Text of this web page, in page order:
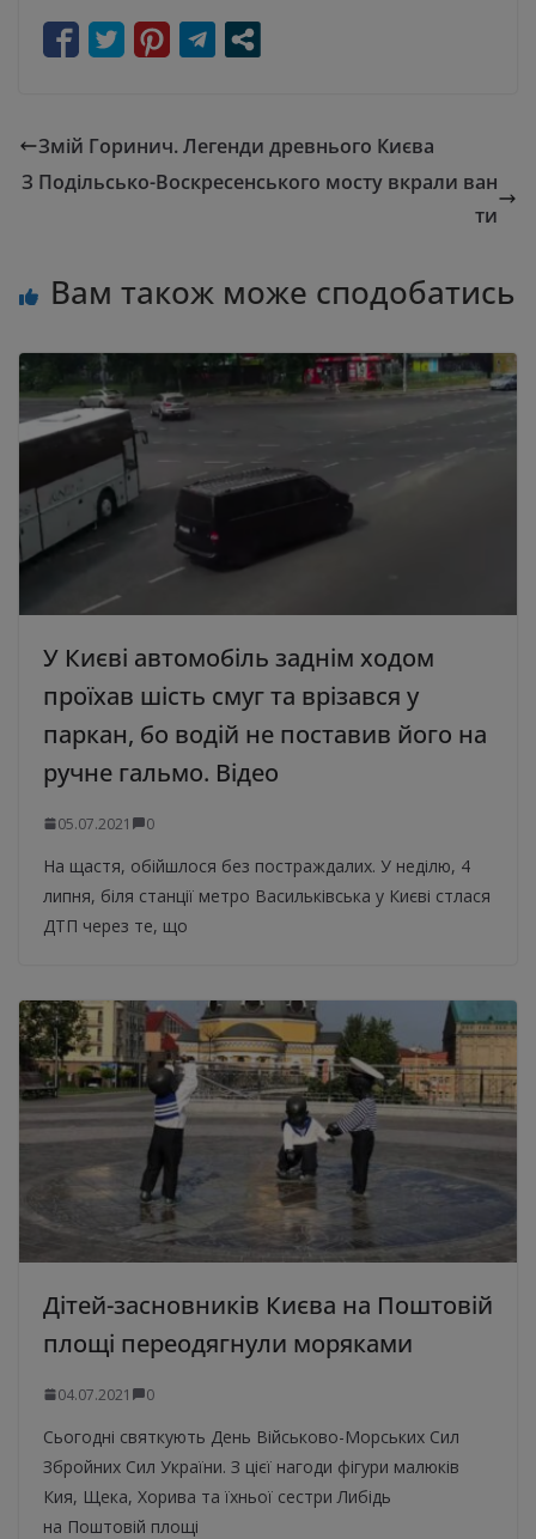
Змій Горинич. Легенди древнього Києва
З Подільсько-Воскресенського мосту вкрали ван
ти
Вам також може сподобатись
У Києві автомобіль заднім ходом
проїхав шість смуг та врізався у
паркан, бо водій не поставив його на
ручне гальмо. Відео
05.07.2021 0
На щастя, обійшлося без постраждалих. У неділю, 4
липня, біля станції метро Васильківська у Києві стлася
ДТП через те, що
Дітей-засновників Києва на Поштовій
площі переодягнули моряками
04.07.2021 0
Сьогодні святкують День Військово-Морських Сил
Збройних Сил України. З цієї нагоди фігури малюків
Кия, Щека, Хорива та їхньої сестри Либідь
на Поштовій площі